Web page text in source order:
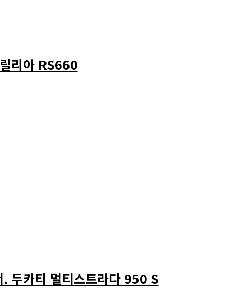
리아 RS660
두카티 멀티스트라다 950 S